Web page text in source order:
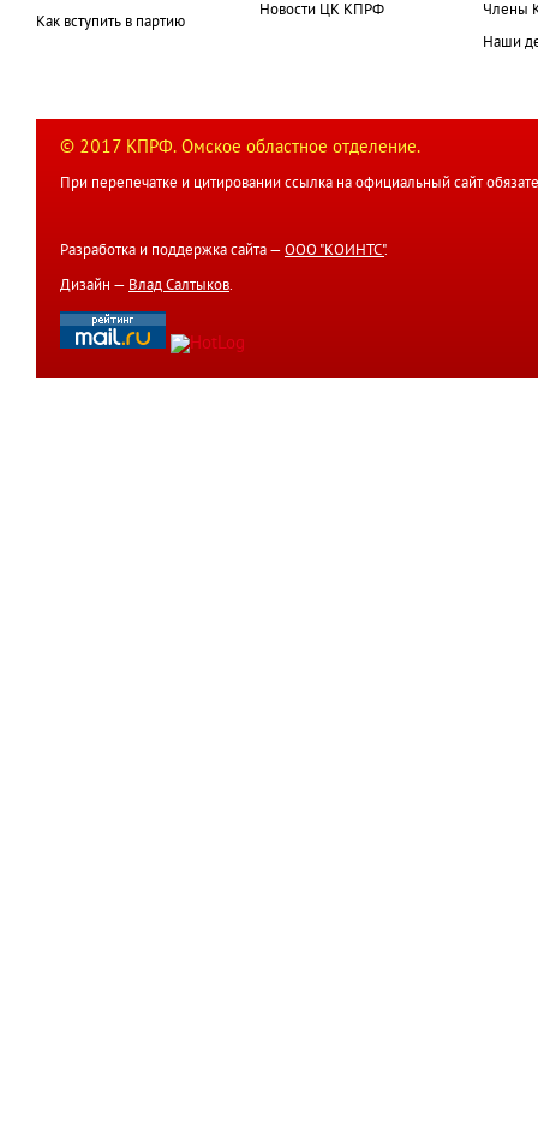
Как вступить в партию
Новости ЦК КПРФ Члены
Наши
© 2017 КПРФ. Омское областное отделение.
При перепечатке и цитировании ссылка на официальный сайт
Разработка и поддержка сайта — ООО "КОИНТС".
Дизайн — Влад Салтыков.